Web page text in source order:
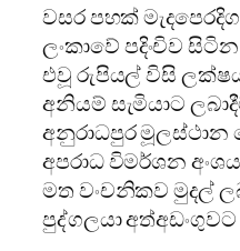
වසර පහක්
ලංකාවේ පදිංචිව
එවූ රුපියල් විසි
අනියම් සැමියාට
අනුරාධපුර
අපරාධ විමර්ශන
මත වංචනිකව මුදල්
පුද්ගලයා